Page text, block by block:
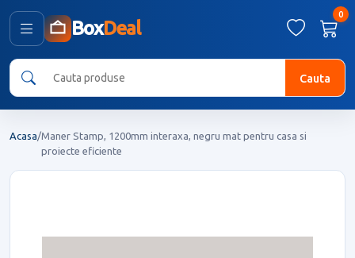
BoxDeal
0
Cauta
Acasa/Maner Stamp, 1200mm interaxa, negru mat pentru casa si
proiecte eficiente